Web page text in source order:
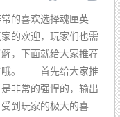
的喜欢选择魂匣英
的欢迎，玩家们也需
，下面就给大家推荐
哦。 首先给大家推
非常的强悍的，输出
到玩家的极大的喜